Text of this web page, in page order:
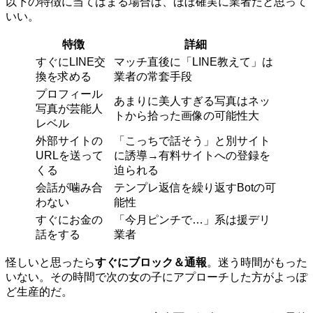
いい。
特徴
詳細
すぐにLINE交
換を求める
マッチ直後に「LINE教えて」は
業者の常套手段
プロフィール
写真が芸能人
レベル
あまりに美人すぎる写真はネッ
トから拾った画像の可能性大
外部サイトの
URLを送って
くる
「こっちで話そう」と別サイト
に誘導→有料サイトへの登録を
迫られる
会話が噛み合
わない
テンプレ返信を繰り返すBotの可
能性
すぐにお金の
話をする
「今月ピンチで…」系は援デリ
業者
怪しいと思ったらすぐにブロック＆通報。迷う時間がもった
いない。その時間で次の女の子にアプローチした方がよっぽ
ど生産的だ。